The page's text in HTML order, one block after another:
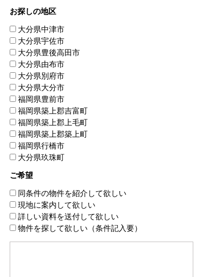
お探しの地区
大分県中津市
大分県宇佐市
大分県豊後高田市
大分県由布市
大分県別府市
大分県大分市
福岡県豊前市
福岡県築上郡吉富町
福岡県築上郡上毛町
福岡県築上郡築上町
福岡県行橋市
大分県玖珠町
ご希望
同条件の物件を紹介して欲しい
現地に案内して欲しい
詳しい資料を送付して欲しい
物件を探して欲しい（条件記入要）